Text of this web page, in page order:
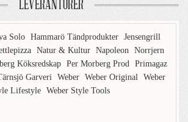
LEVERANTÖRER
Solo Hammarö Tändprodukter Jensengrill
Natur & Kultur Napoleon Norrjern
Köksredskap Per Morberg Prod Primagaz
Garveri Weber Weber Original Weber
Lifestyle Weber Style Tools